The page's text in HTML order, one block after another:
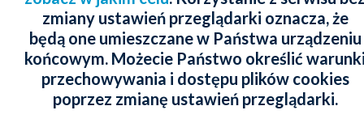
zmiany ustawień przeglądarki oznacza, że
będą one umieszczane w Państwa urządzeniu
końcowym. Możecie Państwo określić
przechowywania i dostępu plików cookies
poprzez zmianę ustawień przeglądarki.